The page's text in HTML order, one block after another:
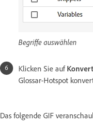
Begriffe auswählen
Klicken Sie auf
Glossar-Hotspot
Das folgende GIF